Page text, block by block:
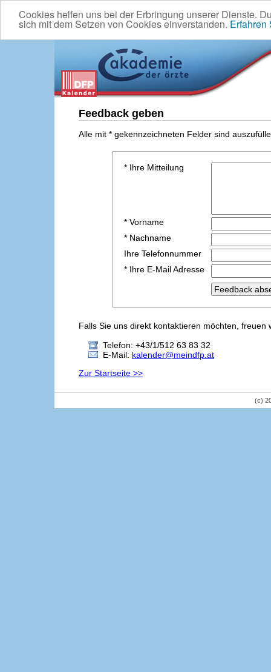
Cookies helfen uns bei der Erbringung unserer Dienste.
sich mit dem Setzen von Cookies einverstanden. Erfahren
Feedback geben
Alle mit * gekennzeichneten Felder sind
* Ihre Mitteilung
* Vorname
* Nachname
Ihre Telefonnummer
* Ihre E-Mail Adresse
Falls Sie uns direkt kontaktieren möchten,
Telefon: +43/1/512 63 83 32
E-Mail: kalender@meindfp.at
Zur Startseite >>
(c)